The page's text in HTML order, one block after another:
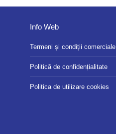
Info Web
Termeni și condiții comerciale
Politică de confidențialitate
Politica de utilizare cookies